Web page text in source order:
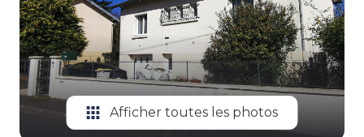
GESTION
LOCATIVE
Afficher toutes les photos